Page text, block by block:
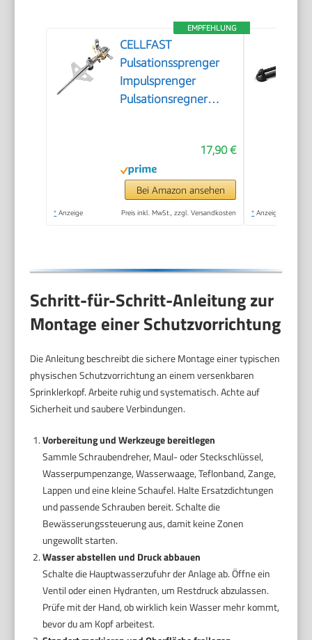
EMPFEHLUNG
CELLFAST
Pulsationssprenger
Impulsprenger
Pulsationsregner
Rasensprenger Aus
Metall Für Rasen
Blumen Pflanzen
Stufenregulierung Lux
17,90 €
Bei Amazon ansehen
* Anzeige Preis inkl. MwSt., zzgl. Versandkosten * Anzeige
Schritt-für-Schritt-Anleitung zur
Montage einer Schutzvorrichtung
Die Anleitung beschreibt die sichere Montage einer typischen
physischen Schutzvorrichtung an einem versenkbaren
Sprinklerkopf. Arbeite ruhig und systematisch. Achte auf
Sicherheit und saubere Verbindungen.
Vorbereitung und Werkzeuge bereitlegen
Sammle Schraubendreher, Maul- oder Steckschlüssel,
Wasserpumpenzange, Wasserwaage, Teflonband, Zange,
Lappen und eine kleine Schaufel. Halte Ersatzdichtungen
und passende Schrauben bereit. Schalte die
Bewässerungssteuerung aus, damit keine Zonen
ungewollt starten.
Wasser abstellen und Druck abbauen
Schalte die Hauptwasserzufuhr der Anlage ab. Öffne ein
Ventil oder einen Hydranten, um Restdruck abzulassen.
Prüfe mit der Hand, ob wirklich kein Wasser mehr kommt,
bevor du am Kopf arbeitest.